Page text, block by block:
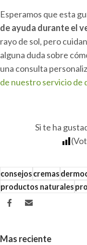
Esperamos que esta
de ayuda durante el
rayo de sol, pero
alguna duda sobre
una consulta
de nuestro servicio de
Si te ha
consejoscremas
productos naturales
Mas reciente